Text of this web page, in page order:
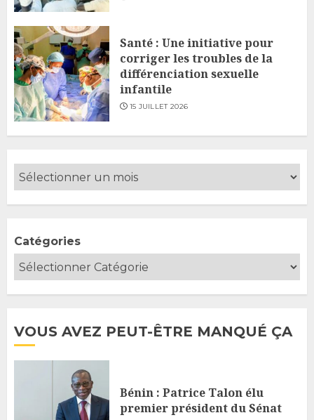
Santé : Une initiative pour
corriger les troubles de la
différenciation sexuelle
infantile
15 JUILLET 2026
Catégories
VOUS AVEZ PEUT-ÊTRE MANQUÉ ÇA
Bénin : Patrice Talon élu
premier président du Sénat